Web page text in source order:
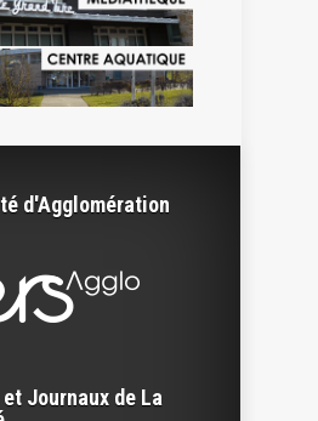
d'Agglomération
Journaux de La